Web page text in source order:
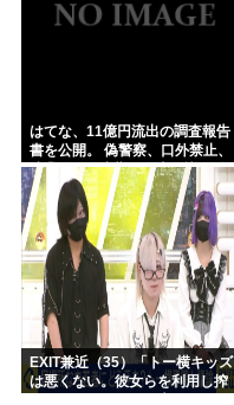
はてな、11億円流出の調査報告
書を公開。 偽警察、口外禁止、
残業・休日出勤200時間越、孤
立…。やばすぎて草はえる
EXIT兼近（35）「トー横キッズ
は悪くない。彼女らを利用し搾